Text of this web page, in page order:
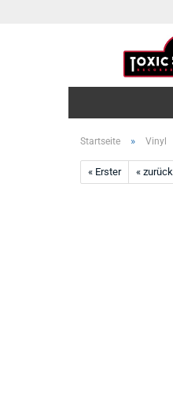
Startseite » Vinyl
« Erster « zurück